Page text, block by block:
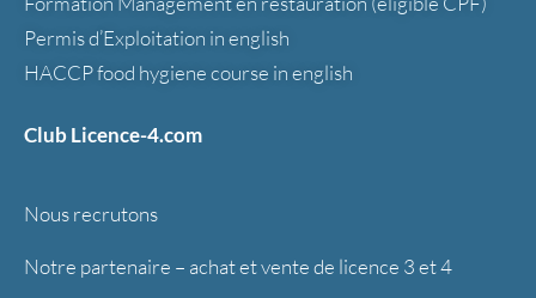
Permis d’Exploitation in english
HACCP food hygiene course in english
Club Licence-4.com
Nous recrutons
Notre partenaire – achat et vente de licence 3 et 4